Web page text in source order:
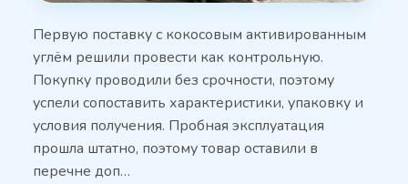
Первую поставку с кокосовым активированным
углём решили провести как контрольную.
Покупку проводили без срочности, поэтому
успели сопоставить характеристики, упаковку и
условия получения. Пробная эксплуатация
прошла штатно, поэтому товар оставили в
перечне доп…